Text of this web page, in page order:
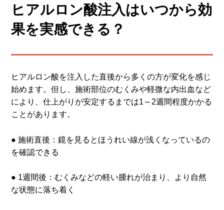
ヒアルロン酸注入はいつから効
果を実感できる？
ヒアルロン酸を注入した直後から多くの方が変化を感じ
始めます。但し、施術部位のむくみや軽微な内出血など
により、仕上がりが安定するまでは1～2週間程度かかる
ことがあります。
● 施術直後：鏡を見るとほうれい線が浅くなっているの
を確認できる
● 1週間後：むくみなどの軽い腫れが治まり、より自然
な状態に落ち着く